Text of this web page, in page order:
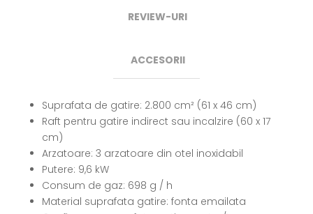
REVIEW-URI
ACCESORII
Suprafata de gatire: 2.800 cm² (61 x 46 cm)
Raft pentru gatire indirect sau incalzire (60 x 17
cm)
Arzatoare: 3 arzatoare din otel inoxidabil
Putere: 9,6 kW
Consum de gaz: 698 g / h
Material suprafata gatire: fonta emailata